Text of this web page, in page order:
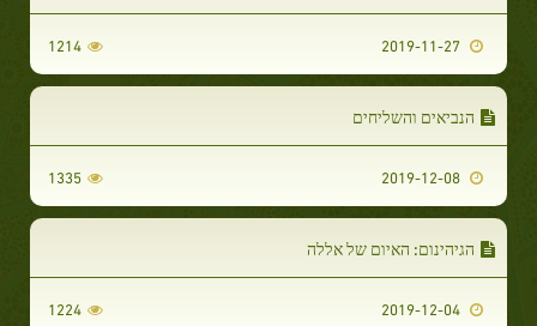
1214
הנביאים והשליחים
1335
הגיהינום: האיום של אללה
1224